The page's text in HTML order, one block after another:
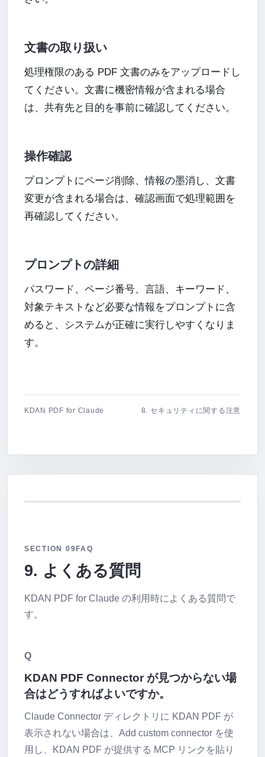
文書の取り扱い
処理権限のある PDF 文書のみをアップロードし
てください。文書に機密情報が含まれる場合
は、共有先と目的を事前に確認してください。
操作確認
プロンプトにページ削除、情報の墨消し、文書
変更が含まれる場合は、確認画面で処理範囲を
再確認してください。
プロンプトの詳細
パスワード、ページ番号、言語、キーワード、
対象テキストなど必要な情報をプロンプトに含
めると、システムが正確に実行しやすくなりま
す。
KDAN PDF for Claude 8. セキュリティに関する注意
SECTION 09 FAQ
9. よくある質問
KDAN PDF for Claude の利用時によくある質問で
す。
Q
KDAN PDF Connector が見つからない場
合はどうすればよいですか。
Claude Connector ディレクトリに KDAN PDF が
表示されない場合は、Add custom connector を使
用し、KDAN PDF が提供する MCP リンクを貼り